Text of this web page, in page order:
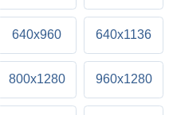
640x960 640x1136
800x1280 960x1280